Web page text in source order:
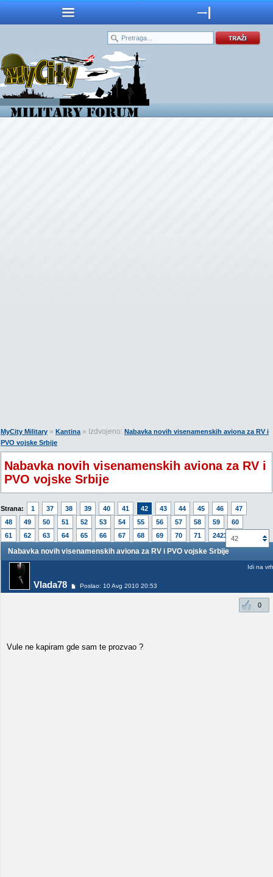
MyCity Military » Kantina» Izdvojeno: Nabavka novih visenamenskih aviona za RV i
PVO vojske Srbije
Nabavka novih visenamenskih aviona za RV i
PVO vojske Srbije
Strana: 1 37 38 39 40 41 42 43 44 45 46
47
48
49 50 51 52 53 54 55 56 57 58 59
60
61
62 63 64 65 66 67 68 69 70 71 2423 42
Nabavka novih visenamenskih aviona za RV i PVO vojske Srbije
Vlada78 Poslao: 10 Avg 2010 20:53
Idi na vrh
0
Vule ne kapiram gde sam te prozvao ?